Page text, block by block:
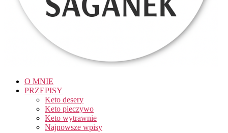
O MNIE
PRZEPISY
Keto desery
Keto pieczywo
Keto wytrawnie
Najnowsze wpisy